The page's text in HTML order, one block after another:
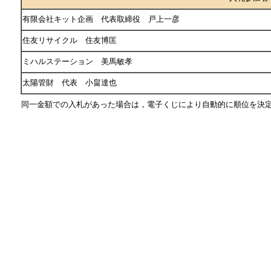
有限会社キット企画 代表取締役 戸上一彦
住友リサイクル 住友博匡
ミハルステーション 美馬敏孝
太陽管財 代表 小畠達也
同一金額での入札があった場合は，電子くじにより自動的に順位を決